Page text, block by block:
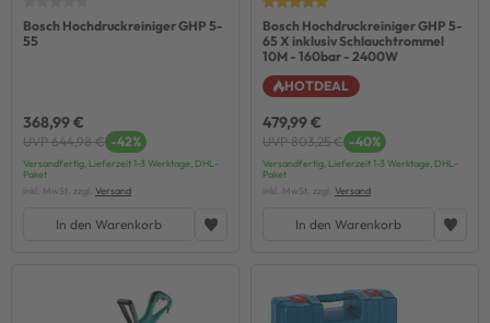
Bosch Hochdruckreiniger GHP 5-
55
368,99 €
UVP 644,98 € -42%
Versandfertig, Lieferzeit 1-3 Werktage, DHL-
Paket
inkl. MwSt. zzgl. Versand
In den Warenkorb
Bosch Hochdruckreiniger GHP 5-
65 X inklusiv Schlauchtrommel
10M - 160bar - 2400W
HOTDEAL
479,99 €
UVP 803,25 € -40%
Versandfertig, Lieferzeit 1-3 Werktage, DHL-
Paket
inkl. MwSt. zzgl. Versand
In den Warenkorb